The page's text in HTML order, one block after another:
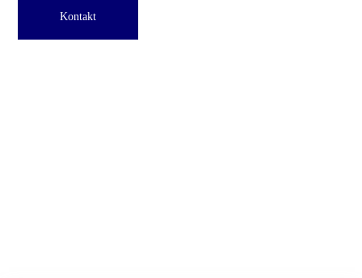
Kontakt